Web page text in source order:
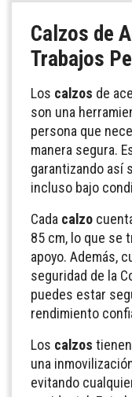
Calzos de
Trabajos
Los calzos de
son una
persona que
manera segura.
garantizando así
incluso bajo
Cada calzo
85 cm, lo que se
apoyo. Además,
seguridad de la
puedes estar
rendimiento
Los calzos
una
evitando